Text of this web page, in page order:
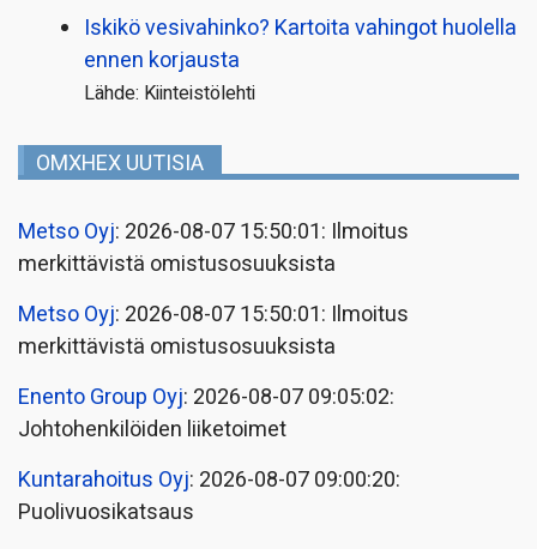
Iskikö vesivahinko? Kartoita vahingot huolella
ennen korjausta
Lähde: Kiinteistölehti
OMXHEX UUTISIA
Metso Oyj: 2026-08-07 15:50:01: Ilmoitus
merkittävistä omistusosuuksista
Metso Oyj: 2026-08-07 15:50:01: Ilmoitus
merkittävistä omistusosuuksista
Enento Group Oyj: 2026-08-07 09:05:02:
Johtohenkilöiden liiketoimet
Kuntarahoitus Oyj: 2026-08-07 09:00:20:
Puolivuosikatsaus